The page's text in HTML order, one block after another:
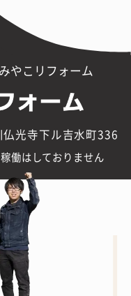
やこリフォーム
光寺下ル吉水町336
働はしておりません